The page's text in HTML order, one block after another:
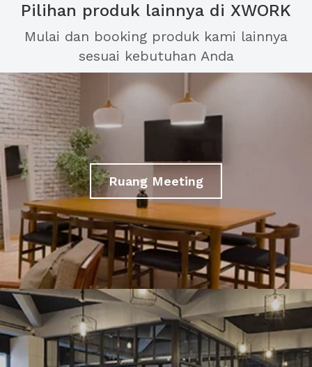
Pilihan produk lainnya di XWORK
Mulai dan booking produk kami lainnya
sesuai kebutuhan Anda
Ruang Meeting